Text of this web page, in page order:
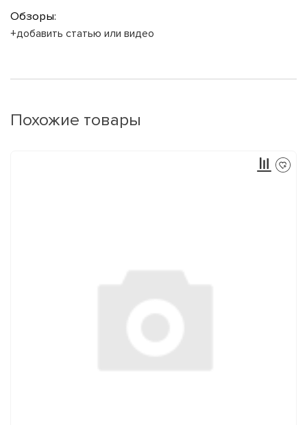
Обзоры:
+добавить статью или видео
Похожие товары